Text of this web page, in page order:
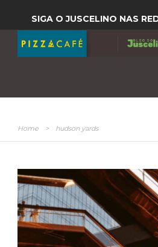
SIGA O JUSCELINO NAS
Home > hudson yards